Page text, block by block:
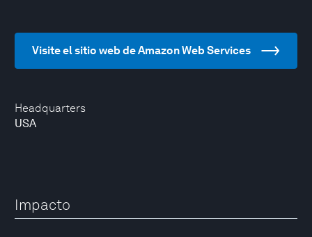
Headquarters
USA
Visite el sitio web de Amazon Web Services
Impacto